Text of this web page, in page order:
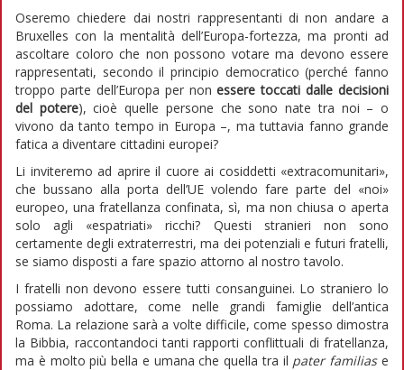
Oseremo chiedere dai nostri rappresentanti di non andare a
Bruxelles con la mentalità dell’Europa-fortezza, ma pronti ad
ascoltare coloro che non possono votare ma devono essere
rappresentati, secondo il principio democratico (perché fanno
troppo parte dell’Europa per nonessere toccati dalle decisioni
del potere), cioè quelle persone che sono nate tra noi – o
vivono da tanto tempo in Europa –, ma tuttavia fanno grande
fatica a diventare cittadini europei?
Li inviteremo ad aprire il cuore ai cosiddetti «extracomunitari»,
che bussano alla porta dell’UE volendo fare parte del «noi»
europeo, una fratellanza confinata, sì, ma non chiusa o aperta
solo agli «espatriati» ricchi? Questi stranieri non sono
certamente degli extraterrestri, ma dei potenziali e futuri fratelli,
se siamo disposti a fare spazio attorno al nostro tavolo.
I fratelli non devono essere tutti consanguinei. Lo straniero lo
possiamo adottare, come nelle grandi famiglie dell’antica
Roma. La relazione sarà a volte difficile, come spesso dimostra
la Bibbia, raccontandoci tanti rapporti conflittuali di fratellanza,
ma è molto più bella e umana che quella tra il pater familiase